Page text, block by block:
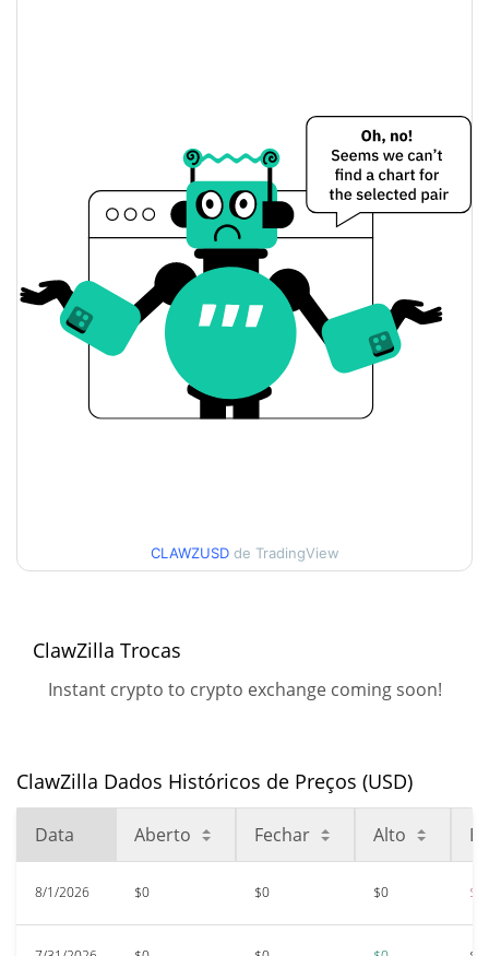
Abertura / Fecho de
$<0.000001 / $<0.000001
A mudança de ontem
Volume de ontem
Histórico do preço do ClawZilla
7 dias Baixa / 7 dias Alta $<0.000001 / $<0.000001
Máxima de todos os
$0.00000312
Baixa de todos os tempos
Aug 1, 2026 (5 dias atrás)
$<0.000001
4.58%
CLAWZUSD de TradingView
ClawZilla Trocas
Instant crypto to crypto exchange coming soon!
ClawZilla Dados Históricos de Preços (USD)
Data Aberto Fechar Alto
8/1/2026 $0 $0 $0 $0